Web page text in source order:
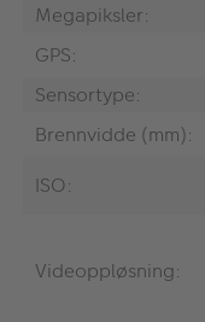
Megapiksler:
GPS:
Sensortype:
Brennvidde (mm):
ISO:
Videoppløsning: